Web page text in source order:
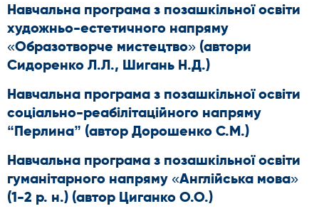
Навчальна програма з позашкільної освіти
художньо-естетичного напряму
«Образотворче мистецтво» (автори
Сидоренко Л.Л., Шигань Н.Д.)
Навчальна програма з позашкільної освіти
соціально-реабілітаційного напряму
“Перлина” (автор Дорошенко С.М.)
Навчальна програма з позашкільної освіти
гуманітарного напряму «Англійська мова»
(1-2 р. н.) (автор Циганко О.О.)